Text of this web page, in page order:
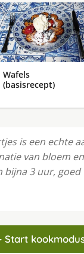
Wafels
(basisrecept)
is een echte
van bloem
bijna 3 uur, goed
Start